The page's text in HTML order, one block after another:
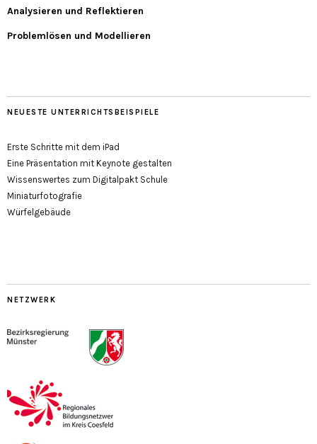
Analysieren und Reflektieren
Problemlösen und Modellieren
NEUESTE UNTERRICHTSBEISPIELE
Erste Schritte mit dem iPad
Eine Präsentation mit Keynote gestalten
Wissenswertes zum Digitalpakt Schule
Miniaturfotografie
Würfelgebäude
NETZWERK